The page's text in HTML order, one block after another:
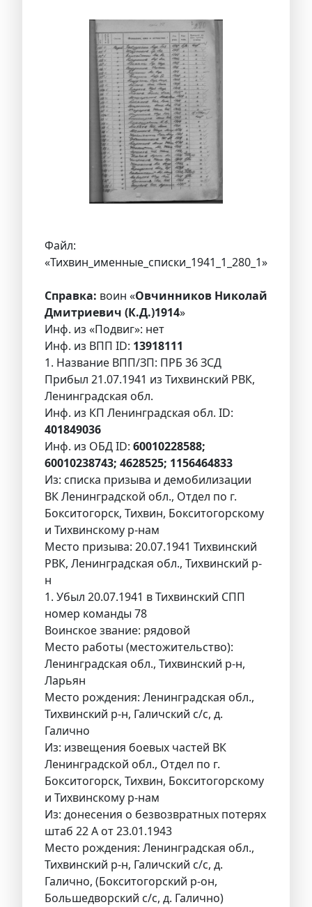
Файл:
«Тихвин_именные_списки_1941_1_280_1»
Справка: воин «Овчинников Николай
Дмитриевич (К.Д.)1914»
Инф. из «Подвиг»: нет
Инф. из ВПП ID: 13918111
1. Название ВПП/ЗП: ПРБ 36 ЗСД
Прибыл 21.07.1941 из Тихвинский РВК,
Ленинградская обл.
Инф. из КП Ленинградская обл. ID:
401849036
Инф. из ОБД ID: 60010228588;
60010238743; 4628525; 1156464833
Из: списка призыва и демобилизации
ВК Ленинградской обл., Отдел по г.
Бокситогорск, Тихвин, Бокситогорскому
и Тихвинскому р-нам
Место призыва: 20.07.1941 Тихвинский
РВК, Ленинградская обл., Тихвинский р-
н
1. Убыл 20.07.1941 в Тихвинский СПП
номер команды 78
Воинское звание: рядовой
Место работы (местожительство):
Ленинградская обл., Тихвинский р-н,
Ларьян
Место рождения: Ленинградская обл.,
Тихвинский р-н, Галичский с/с, д.
Галично
Из: извещения боевых частей ВК
Ленинградской обл., Отдел по г.
Бокситогорск, Тихвин, Бокситогорскому
и Тихвинскому р-нам
Из: донесения о безвозвратных потерях
штаб 22 А от 23.01.1943
Место рождения: Ленинградская обл.,
Тихвинский р-н, Галичский с/с, д.
Галично, (Бокситогорский р-он,
Большедворский с/с, д. Галично)